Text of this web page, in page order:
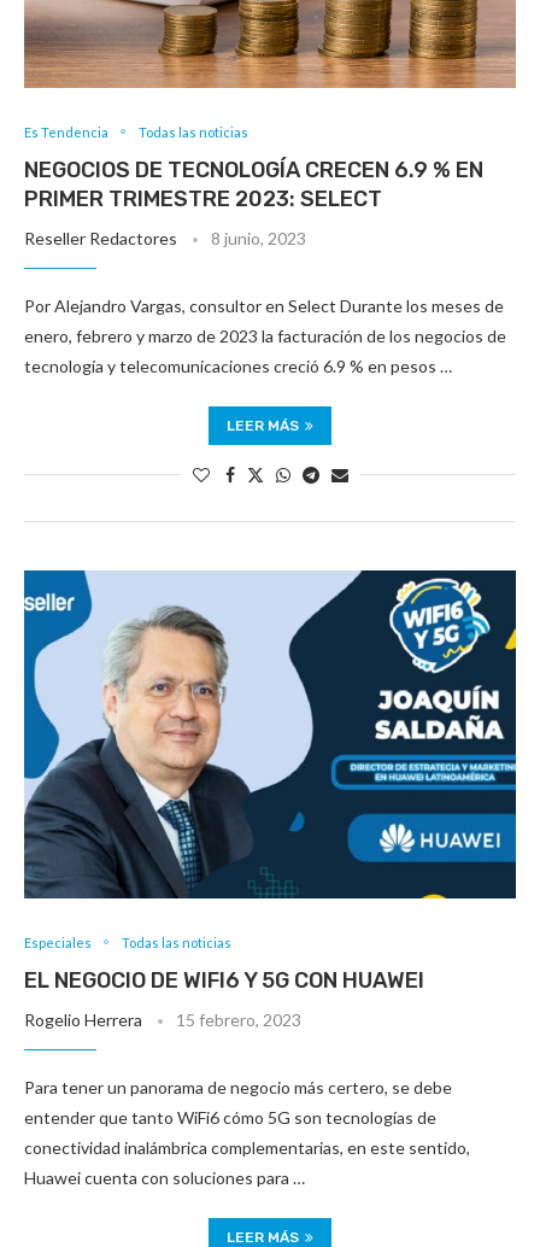
Es Tendencia Todas las noticias
NEGOCIOS DE TECNOLOGÍA CRECEN 6.9 % EN
PRIMER TRIMESTRE 2023: SELECT
Reseller Redactores 8 junio, 2023
Por Alejandro Vargas, consultor en Select Durante los meses de
enero, febrero y marzo de 2023 la facturación de los negocios de
tecnología y telecomunicaciones creció 6.9 % en pesos …
LEER MÁS
Especiales Todas las noticias
EL NEGOCIO DE WIFI6 Y 5G CON HUAWEI
Rogelio Herrera 15 febrero, 2023
Para tener un panorama de negocio más certero, se debe
entender que tanto WiFi6 cómo 5G son tecnologías de
conectividad inalámbrica complementarias, en este sentido,
Huawei cuenta con soluciones para …
LEER MÁS